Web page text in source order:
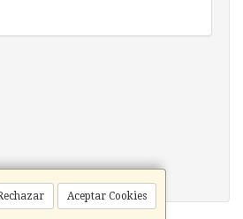
Aceptar Cookies